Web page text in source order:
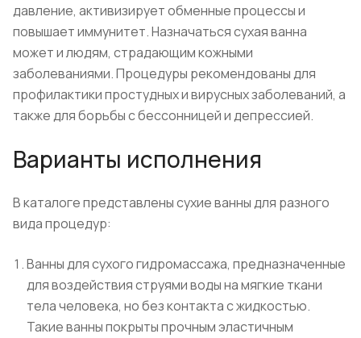
давление, активизирует обменные процессы и
повышает иммунитет. Назначаться сухая ванна
может и людям, страдающим кожными
заболеваниями. Процедуры рекомендованы для
профилактики простудных и вирусных заболеваний, а
также для борьбы с бессонницей и депрессией.
Варианты исполнения
В каталоге представлены сухие ванны для разного
вида процедур:
Ванны для сухого гидромассажа, предназначенные
для воздействия струями воды на мягкие ткани
тела человека, но без контакта с жидкостью.
Такие ванны покрыты прочным эластичным